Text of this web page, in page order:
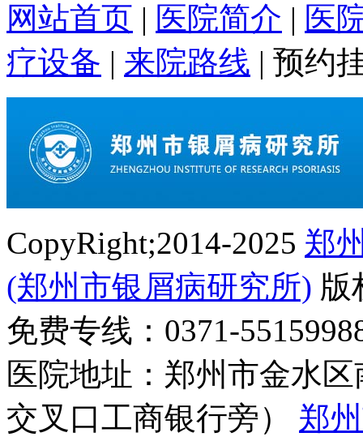
网站首页 | 医院简介 | 医
疗设备 | 来院路线 | 预约
CopyRight;2014-2025 郑
(郑州市银屑病研究所) 版
免费专线：0371-
医院地址：郑州市金水
交叉口工商银行旁） 郑